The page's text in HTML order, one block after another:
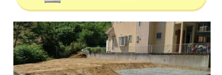
土
地
売
買、
土
い
る
株
式
会
社
谷
英